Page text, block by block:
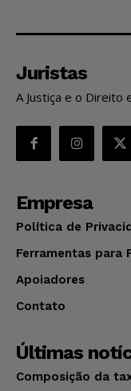
Juristas
A Justiça e o Direito
Empresa
Política de
Ferramentas para
Apoiadores
Contato
Últimas
Composição da